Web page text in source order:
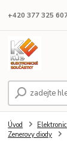
+420 377 325
Úvod
Zenerovy diody